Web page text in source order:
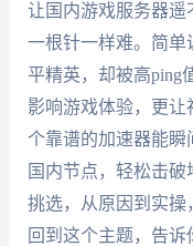
让国内游戏服务器遥
一根针一样难。简单
平精英，却被高ping
影响游戏体验，更
个靠谱的加速器能
国内节点，轻松击
挑选，从原因到实操
回到这个主题，告诉